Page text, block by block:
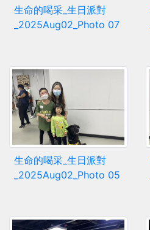
生命的喝采_生日派對
_2025Aug02_Photo 07
生命的喝采_生日派對
_2025Aug02_Photo 05